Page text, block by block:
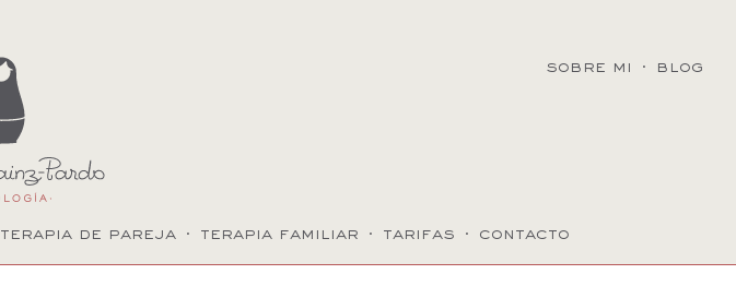
sobre mi · blog
terapia de pareja · terapia familiar · tarifas · contacto